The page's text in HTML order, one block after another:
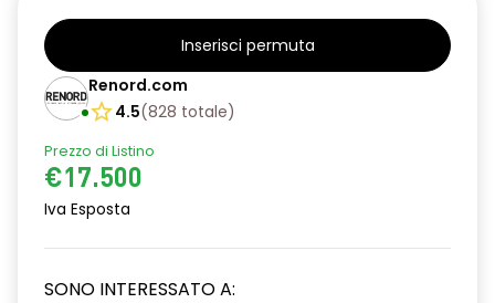
Alzacristalli elettrici posteriori
Barre tetto modulari nere
Bracciolo anteriore con vano portaoggetti
Chiave pieghevole a 3 pulsanti
Distance warning avviso distanza di sicurezza
Inserisci permuta
Renord.com
4.5(828 totale)
Prezzo di Listino
€17.500
Iva Esposta
SONO INTERESSATO A: